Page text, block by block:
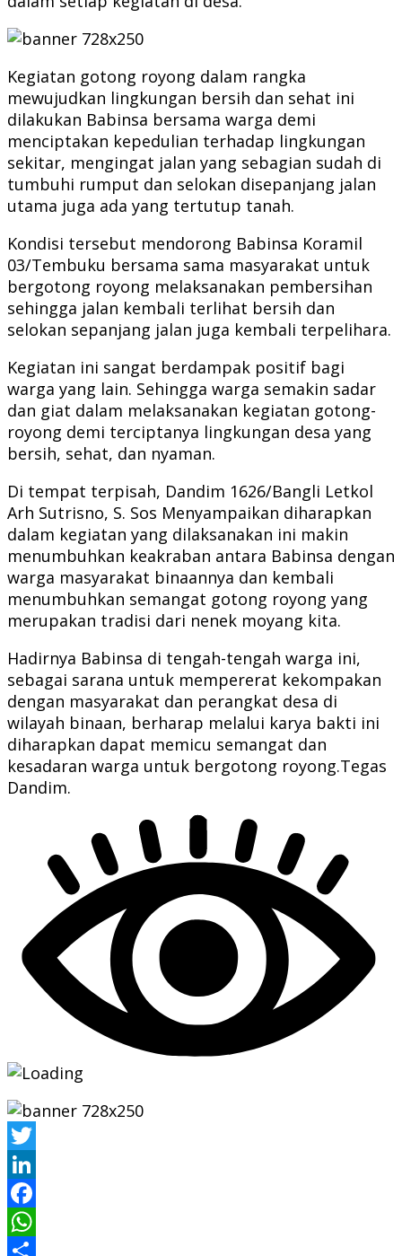
Kegiatan gotong royong dalam rangka
mewujudkan lingkungan bersih dan sehat ini
dilakukan Babinsa bersama warga demi
menciptakan kepedulian terhadap lingkungan
sekitar, mengingat jalan yang sebagian sudah di
tumbuhi rumput dan selokan disepanjang jalan
utama juga ada yang tertutup tanah.
Kondisi tersebut mendorong Babinsa Koramil
03/Tembuku bersama sama masyarakat untuk
bergotong royong melaksanakan pembersihan
sehingga jalan kembali terlihat bersih dan
selokan sepanjang jalan juga kembali terpelihara.
Kegiatan ini sangat berdampak positif bagi
warga yang lain. Sehingga warga semakin sadar
dan giat dalam melaksanakan kegiatan gotong-
royong demi terciptanya lingkungan desa yang
bersih, sehat, dan nyaman.
Di tempat terpisah, Dandim 1626/Bangli Letkol
Arh Sutrisno, S. Sos Menyampaikan diharapkan
dalam kegiatan yang dilaksanakan ini makin
menumbuhkan keakraban antara Babinsa dengan
warga masyarakat binaannya dan kembali
menumbuhkan semangat gotong royong yang
merupakan tradisi dari nenek moyang kita.
Hadirnya Babinsa di tengah-tengah warga ini,
sebagai sarana untuk mempererat kekompakan
dengan masyarakat dan perangkat desa di
wilayah binaan, berharap melalui karya bakti ini
diharapkan dapat memicu semangat dan
kesadaran warga untuk bergotong royong.Tegas
Dandim.
Twitter
LinkedIn
Facebook
WhatsApp